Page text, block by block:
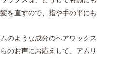
を直すので、指や手の平にも
のような成分のヘアワックス
のお声にお応えして、アムリ